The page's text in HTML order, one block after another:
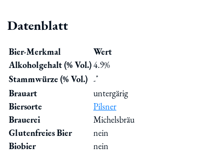
Datenblatt
Bier-Merkmal
Wert
Alkoholgehalt (% Vol.)4.9%
Stammwürze (% Vol.) -*
Brauart
untergärig
Biersorte
Pilsner
Brauerei
Michelsbräu
Glutenfreies Bier
nein
Biobier
nein